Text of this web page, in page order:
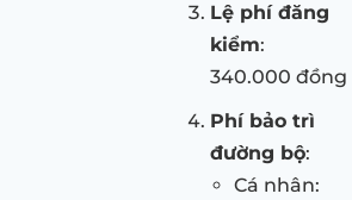
Lệ phí đăng
kiểm:
340.000 đồng
Phí bảo trì
đường bộ:
Cá nhân: